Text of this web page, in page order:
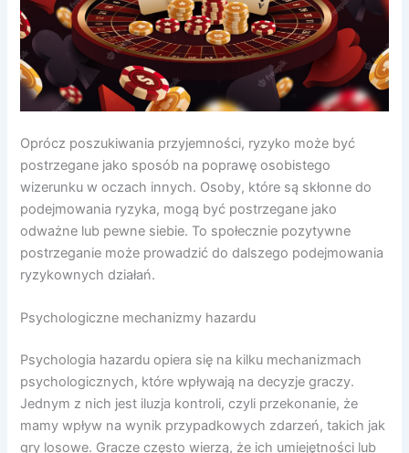
Oprócz poszukiwania przyjemności, ryzyko może być
postrzegane jako sposób na poprawę osobistego
wizerunku w oczach innych. Osoby, które są skłonne do
podejmowania ryzyka, mogą być postrzegane jako
odważne lub pewne siebie. To społecznie pozytywne
postrzeganie może prowadzić do dalszego podejmowania
ryzykownych działań.
Psychologiczne mechanizmy hazardu
Psychologia hazardu opiera się na kilku mechanizmach
psychologicznych, które wpływają na decyzje graczy.
Jednym z nich jest iluzja kontroli, czyli przekonanie, że
mamy wpływ na wynik przypadkowych zdarzeń, takich jak
gry losowe. Gracze często wierzą, że ich umiejętności lub